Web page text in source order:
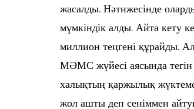
жасалды. Нәтижесінде
мүмкіндік алды. Айта кету
миллион теңгені құрайды.
МӘМС жүйесі аясында тегін
халықтың қаржылық
жол ашты деп сеніммен